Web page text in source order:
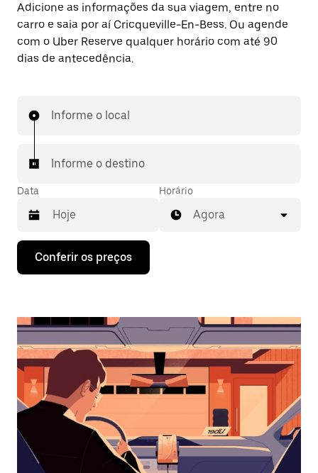
Adicione as informações da sua viagem, entre no
carro e saia por aí Cricqueville-En-Bess. Ou agende
com o Uber Reserve qualquer horário com até 90
dias de antecedência.
Informe o local
Informe o destino
Data
Pressione
seta
interagir
o
calendário
selecionar
uma
data.
Pressione
a
tecla
“ESC”
Horário
Agora
Conferir os preços